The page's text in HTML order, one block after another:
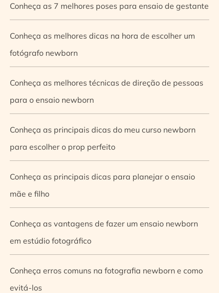
Conheça as 7 melhores poses para ensaio de gestante
Conheça as melhores dicas na hora de escolher um
fotógrafo newborn
Conheça as melhores técnicas de direção de pessoas
para o ensaio newborn
Conheça as principais dicas do meu curso newborn
para escolher o prop perfeito
Conheça as principais dicas para planejar o ensaio
mãe e filho
Conheça as vantagens de fazer um ensaio newborn
em estúdio fotográfico
Conheça erros comuns na fotografia newborn e como
evitá-los